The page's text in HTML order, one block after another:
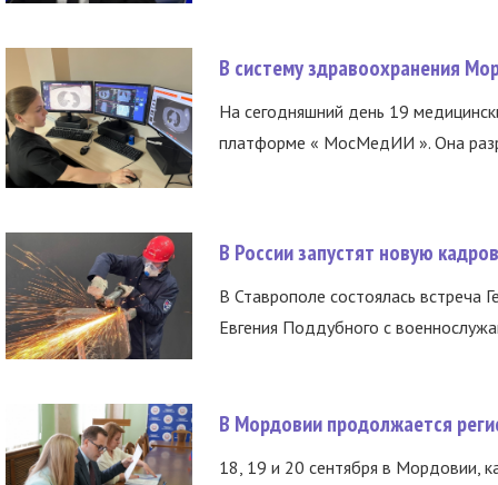
В систему здравоохранения
На сегодняшний день 19
платформе « МосМедИИ ». Она
В России запустят новую
В Ставрополе состоялась встреча
Евгения Поддубного с
В Мордовии продолжается
18, 19 и 20 сентября в Мордовии,